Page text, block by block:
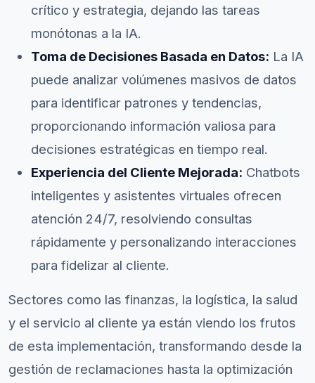
crítico y estrategia, dejando las tareas
monótonas a la IA.
Toma de Decisiones Basada en Datos: La IA
puede analizar volúmenes masivos de datos
para identificar patrones y tendencias,
proporcionando información valiosa para
decisiones estratégicas en tiempo real.
Experiencia del Cliente Mejorada: Chatbots
inteligentes y asistentes virtuales ofrecen
atención 24/7, resolviendo consultas
rápidamente y personalizando interacciones
para fidelizar al cliente.
Sectores como las finanzas, la logística, la salud
y el servicio al cliente ya están viendo los frutos
de esta implementación, transformando desde la
gestión de reclamaciones hasta la optimización